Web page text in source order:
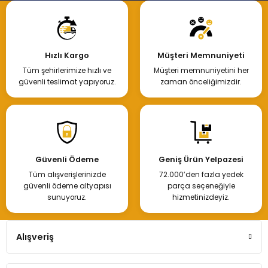
Hızlı Kargo
Tüm şehirlerimize hızlı ve
güvenli teslimat yapıyoruz.
Müşteri Memnuniyeti
Müşteri memnuniyetini her
zaman önceliğimizdir.
Güvenli Ödeme
Tüm alışverişlerinizde
güvenli ödeme altyapısı
sunuyoruz.
Geniş Ürün Yelpazesi
72.000’den fazla yedek
parça seçeneğiyle
hizmetinizdeyiz.
Alışveriş